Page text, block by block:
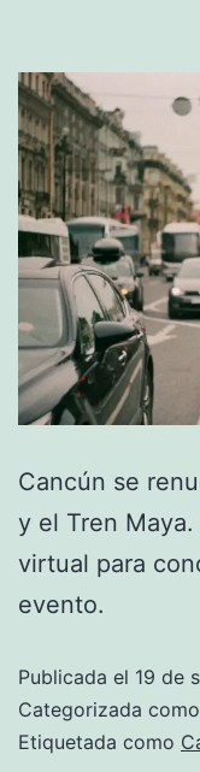
Cancún se
y el Tren
virtual para
evento.
Publicada el 19 de
Categorizada como
Etiquetada como